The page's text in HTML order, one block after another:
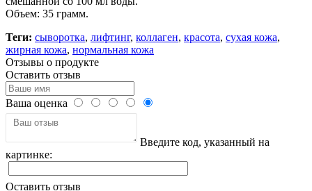
Объем: 35 грамм.
Теги: сыворотка, лифтинг, коллаген, красота, сухая кожа,
жирная кожа, нормальная кожа
Отзывы о продукте
Оставить отзыв
Ваша оценка
Введите код, указанный на
картинке:
Оставить отзыв